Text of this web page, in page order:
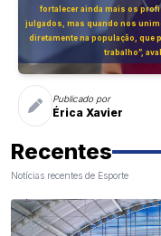
fortalecer ainda mais os
julgados, mas quando nos
diretamente na população, que
trabalho”,
Publicado por
Érica Xavier
Recentes
Notícias recentes de Esporte